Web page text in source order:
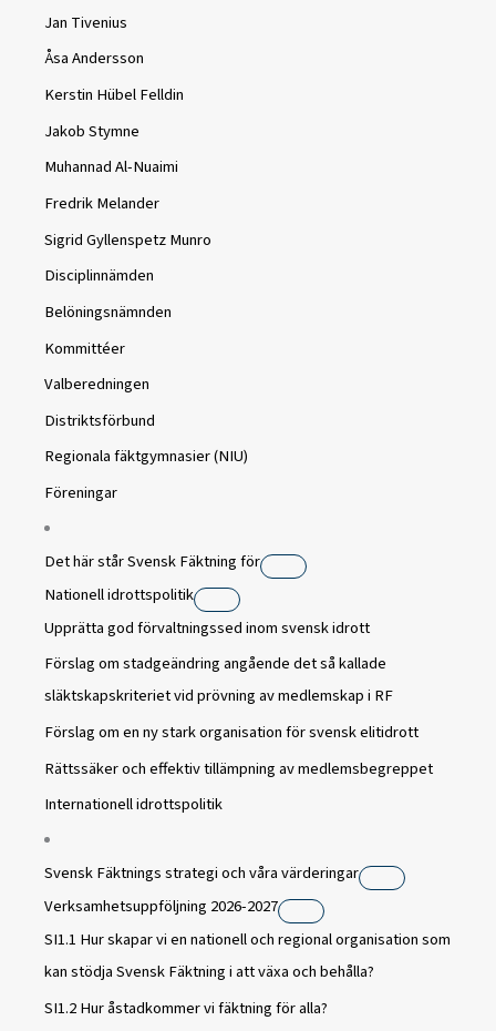
Jan Tivenius
Åsa Andersson
Kerstin Hübel Felldin
Jakob Stymne
Muhannad Al-Nuaimi
Fredrik Melander
Sigrid Gyllenspetz Munro
Disciplinnämden
Belöningsnämnden
Kommittéer
Valberedningen
Distriktsförbund
Regionala fäktgymnasier (NIU)
Föreningar
Det här står Svensk Fäktning för
Nationell idrottspolitik
Upprätta god förvaltningssed inom svensk idrott
Förslag om stadgeändring angående det så kallade
släktskapskriteriet vid prövning av medlemskap i RF
Förslag om en ny stark organisation för svensk elitidrott
Rättssäker och effektiv tillämpning av medlemsbegreppet
Internationell idrottspolitik
Svensk Fäktnings strategi och våra värderingar
Verksamhetsuppföljning 2026-2027
SI1.1 Hur skapar vi en nationell och regional organisation som
kan stödja Svensk Fäktning i att växa och behålla?
SI1.2 Hur åstadkommer vi fäktning för alla?